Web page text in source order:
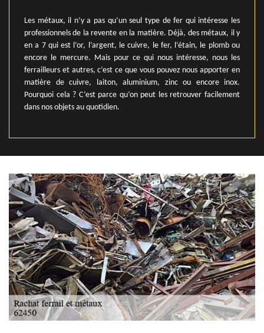
Les métaux, il n’y a pas qu’un seul type de fer qui intéresse les
professionnels de la revente en la matière. Déjà, des métaux, il y
en a 7 qui est l’or, l’argent, le cuivre, le fer, l’étain, le plomb ou
encore le mercure. Mais pour ce qui nous intéresse, nous les
ferrailleurs et autres, c’est ce que vous pouvez nous apporter en
matière de cuivre, laiton, aluminium, zinc ou encore inox.
Pourquoi cela ? C’est parce qu’on peut les retrouver facilement
dans nos objets au quotidien.